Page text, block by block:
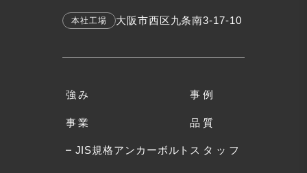
本社工場 大阪市西区九条南3-17-10
強み
事業
JIS規格アンカーボルト
事例
品質
スタッフ